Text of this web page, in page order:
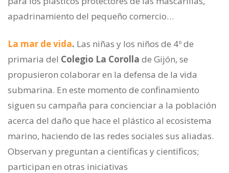
apadrinamiento del pequeño comercio…
La mar de vida. Las niñas y los niños de 4º de
primaria del Colegio La Corolla de Gijón, se
propusieron colaborar en la defensa de la vida
submarina. En este momento de confinamiento
siguen su campaña para concienciar a la población
acerca del daño que hace el plástico al ecosistema
marino, haciendo de las redes sociales sus aliadas.
Observan y preguntan a científicas y científicos;
participan en otras iniciativas